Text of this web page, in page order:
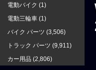
電動バイク (1)
電動三輪車 (1)
バイク パーツ (3,506)
トラック パーツ (9,911)
カー用品 (2,806)